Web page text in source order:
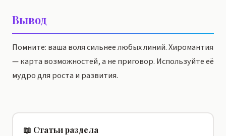
Вывод
Помните: ваша воля сильнее любых линий. Хиромантия
— карта возможностей, а не приговор. Используйте её
мудро для роста и развития.
📖 Статьи раздела